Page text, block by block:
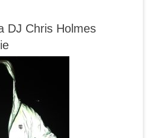
DJ Chris Holmes